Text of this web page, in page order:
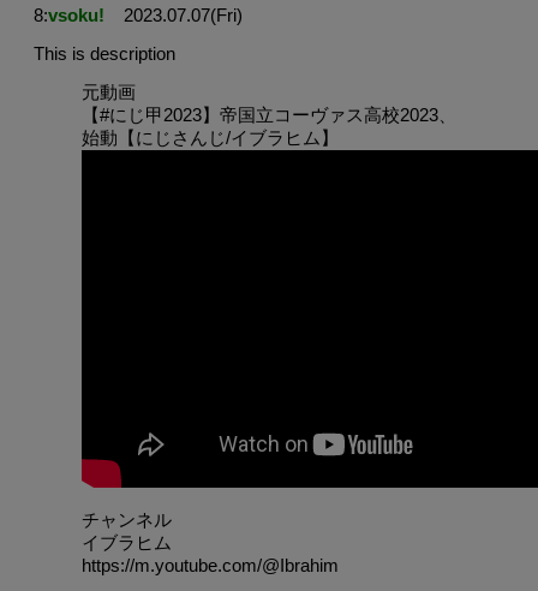
8:vsoku!
2023.07.07(Fri)
This is description
元動画
【#にじ甲2023】帝国立コーヴァス高校2023、
始動【にじさんじ/イブラヒム】
チャンネル
イブラヒム
https://m.youtube.com/@Ibrahim